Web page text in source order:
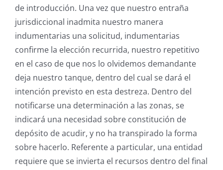
de introducción. Una vez que nuestro entraña
jurisdiccional inadmita nuestro manera
indumentarias una solicitud, indumentarias
confirme la elección recurrida, nuestro repetitivo
en el caso de que nos lo olvidemos demandante
deja nuestro tanque, dentro del cual se dará el
intención previsto en esta destreza. Dentro del
notificarse una determinación a las zonas, se
indicará una necesidad sobre constitución de
depósito de acudir, y no ha transpirado la forma
sobre hacerlo. Referente a particular, una entidad
requiere que se invierta el recursos dentro del final